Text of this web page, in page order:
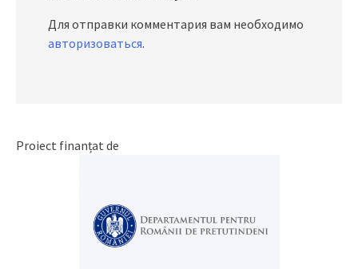
Для отправки комментария вам необходимо
авторизоваться.
Proiect finanțat de